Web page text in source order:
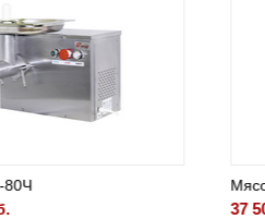
Мясорубка M-50C
руб.